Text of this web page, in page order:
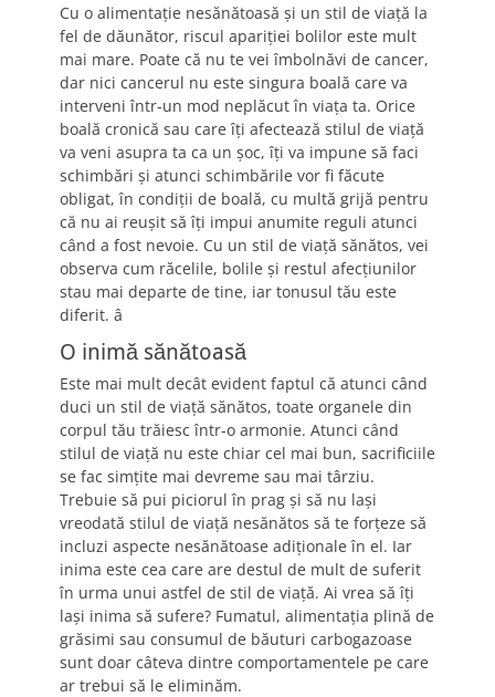
Cu o alimentație nesănătoasă și un stil de viață la
fel de dăunător, riscul apariției bolilor este mult
mai mare. Poate că nu te vei îmbolnăvi de cancer,
dar nici cancerul nu este singura boală care va
interveni într-un mod neplăcut în viața ta. Orice
boală cronică sau care îți afectează stilul de viață
va veni asupra ta ca un șoc, îți va impune să faci
schimbări și atunci schimbările vor fi făcute
obligat, în condiții de boală, cu multă grijă pentru
că nu ai reușit să îți impui anumite reguli atunci
când a fost nevoie. Cu un stil de viață sănătos, vei
observa cum răcelile, bolile și restul afecțiunilor
stau mai departe de tine, iar tonusul tău este
diferit. â
O inimă sănătoasă
Este mai mult decât evident faptul că atunci când
duci un stil de viață sănătos, toate organele din
corpul tău trăiesc într-o armonie. Atunci când
stilul de viață nu este chiar cel mai bun, sacrificiile
se fac simțite mai devreme sau mai târziu.
Trebuie să pui piciorul în prag și să nu lași
vreodată stilul de viață nesănătos să te forțeze să
incluzi aspecte nesănătoase adiționale în el. Iar
inima este cea care are destul de mult de suferit
în urma unui astfel de stil de viață. Ai vrea să îți
lași inima să sufere? Fumatul, alimentația plină de
grăsimi sau consumul de băuturi carbogazoase
sunt doar câteva dintre comportamentele pe care
ar trebui să le eliminăm.